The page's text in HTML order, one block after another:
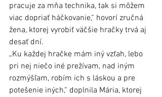
pracuje za mňa technika, tak si môžem
viac dopriať háčkovanie,“ hovorí zručná
žena, ktorej vyrobiť väčšie hračky trvá aj
desať dní.
„Ku každej hračke mám iný vzťah, lebo
pri nej niečo iné prežívam, nad iným
rozmýšľam, robím ich s láskou a pre
potešenie iných,“ doplnila Mária, ktorej